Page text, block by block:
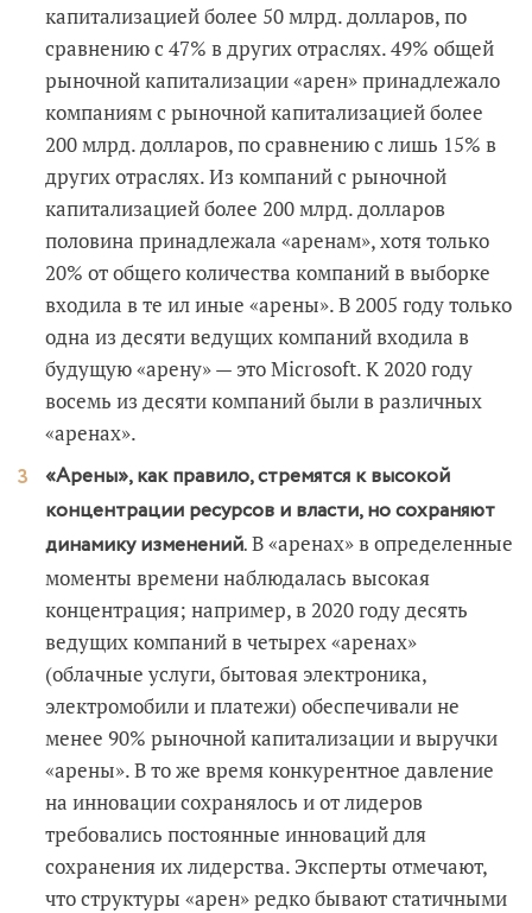
капитализацией более 50 млрд. долларов, по
сравнению с 47% в других отраслях. 49% общей
рыночной капитализации «арен» принадлежало
компаниям с рыночной капитализацией более
200 млрд. долларов, по сравнению с лишь 15% в
других отраслях. Из компаний с рыночной
капитализацией более 200 млрд. долларов
половина принадлежала «аренам», хотя только
20% от общего количества компаний в выборке
входила в те ил иные «арены». В 2005 году только
одна из десяти ведущих компаний входила в
будущую «арену» — это Microsoft. К 2020 году
восемь из десяти компаний были в различных
«аренах».
«Арены», как правило, стремятся к высокой
концентрации ресурсов и власти, но сохраняют
динамику изменений.В «аренах» в определенные
моменты времени наблюдалась высокая
концентрация; например, в 2020 году десять
ведущих компаний в четырех «аренах»
(облачные услуги, бытовая электроника,
электромобили и платежи) обеспечивали не
менее 90% рыночной капитализации и выручки
«арены». В то же время конкурентное давление
на инновации сохранялось и от лидеров
требовались постоянные инноваций для
сохранения их лидерства. Эксперты отмечают,
что структуры «арен» редко бывают статичными